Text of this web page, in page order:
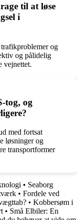
til at løse
i
og
og pålidelig
vejnettet.
tog, og
med fortsat
løsninger og
transportformer
• Seaborg
• Fordele ved
• Kobbersøm i
• Små Elbiler: En